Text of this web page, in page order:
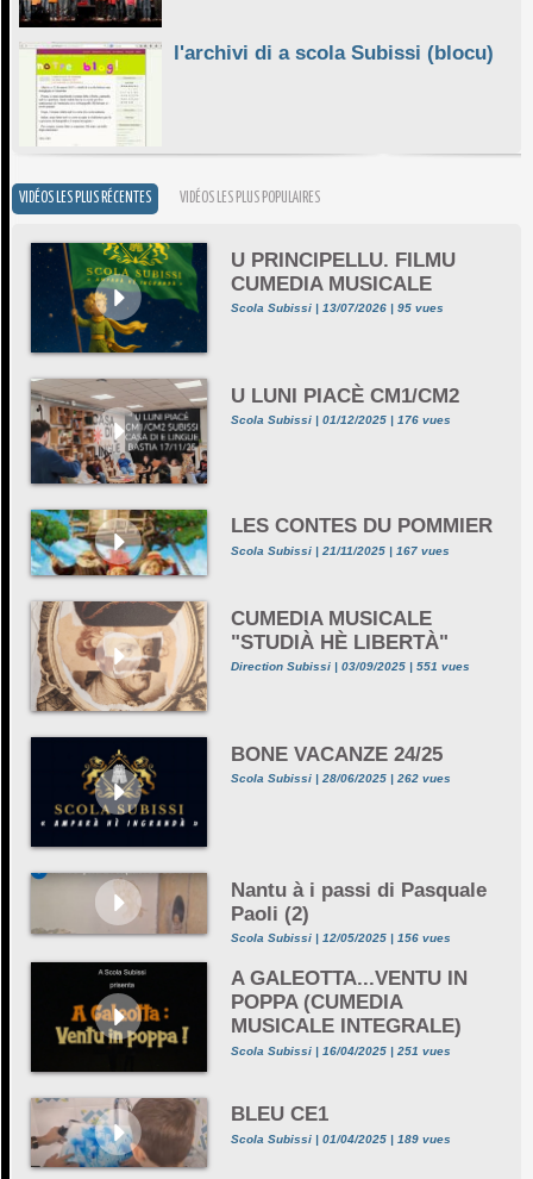
l'archivi di a scola Subissi (blocu)
VIDÉOS LES PLUS RÉCENTES VIDÉOS LES PLUS POPULAIRES
U PRINCIPELLU. FILMU
CUMEDIA MUSICALE
Scola Subissi | 13/07/2026 | 95 vues
U LUNI PIACÈ CM1/CM2
Scola Subissi | 01/12/2025 | 176 vues
LES CONTES DU POMMIER
Scola Subissi | 21/11/2025 | 167 vues
CUMEDIA MUSICALE
"STUDIÀ HÈ LIBERTÀ"
Direction Subissi | 03/09/2025 | 551 vues
BONE VACANZE 24/25
Scola Subissi | 28/06/2025 | 262 vues
Nantu à i passi di Pasquale
Paoli (2)
Scola Subissi | 12/05/2025 | 156 vues
A GALEOTTA...VENTU IN
POPPA (CUMEDIA
MUSICALE INTEGRALE)
Scola Subissi | 16/04/2025 | 251 vues
BLEU CE1
Scola Subissi | 01/04/2025 | 189 vues